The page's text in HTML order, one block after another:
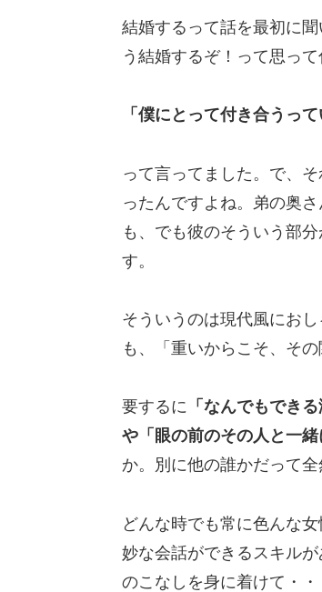
結婚するって話を最初に
う結婚するぞ！って思っ
「僕にとって付き合うっ
って言ってました。で、
ったんですよね。弟の奥
も、でも彼のそういう部
す。
そういうのは現代風にお
も、「重いからこそ、そ
要するに 「なんでもでき
や「眼の前のその人と一
か。別に他の誰かだって全
どんな時でも常に色んな
妙な会話ができるスキル
のこなしを身に着けて・